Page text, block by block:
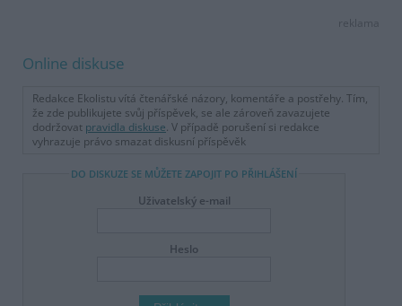
reklama
Online diskuse
Redakce Ekolistu vítá čtenářské názory, komentáře a postřehy. Tím,
že zde publikujete svůj příspěvek, se ale zároveň zavazujete
dodržovat pravidla diskuse. V případě porušení si redakce
vyhrazuje právo smazat diskusní příspěvěk
DO DISKUZE SE MŮŽETE ZAPOJIT PO PŘIHLÁŠENÍ
Uživatelský e-mail
Heslo